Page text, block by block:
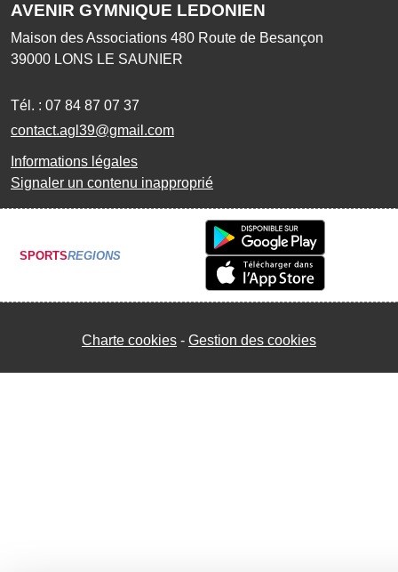
AVENIR GYMNIQUE LEDONIEN
Maison des Associations 480 Route de Besançon
39000 LONS LE SAUNIER
Tél. : 07 84 87 07 37
contact.agl39@gmail.com
Informations légales
Signaler un contenu inapproprié
SPORTSREGIONS
Charte cookies Gestion des cookies